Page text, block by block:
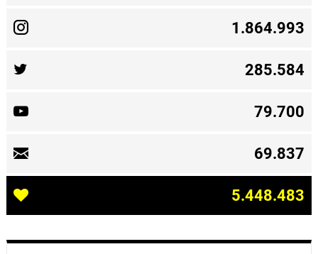
1.864.993
285.584
79.700
69.837
5.448.483